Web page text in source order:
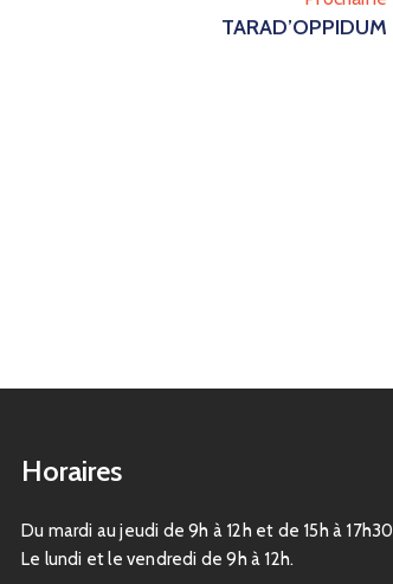
TARAD’OPPIDUM
Horaires
Du mardi au jeudi de 9h à 12h et de 15h à 17h30
Le lundi et le vendredi de 9h à 12h.